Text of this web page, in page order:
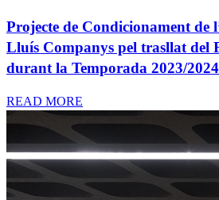
Projecte de Condicionament de
Lluís Companys pel trasllat del
durant la Temporada 2023/2024
READ MORE